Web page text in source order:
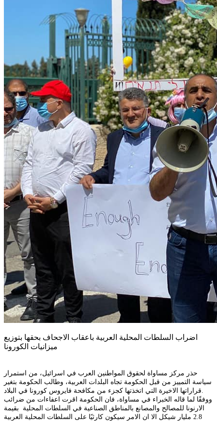
اضراب السلطات المحلية العربية باعقاب الاجحاف بحقها بتوزيع
حذر مركز مساواة لحقوق المواطنين العرب في اسرائيل، من استمرار
سياسة التمييز من قبل الحكومة تجاه البلدات العربية، وطالب الحكومة بتغير
ووفقًا لما قاله الخبراء في مساواة، فان الحكومة اقرت اعفاءات من ضرائب
الارنونا للمصالح والمصانع بالمناطق الصناعية في السلطات المحلية بقيمة
2.8 مليار شيكل الا ان الامر سيكون كارثيًا على السلطات المحلية العربية